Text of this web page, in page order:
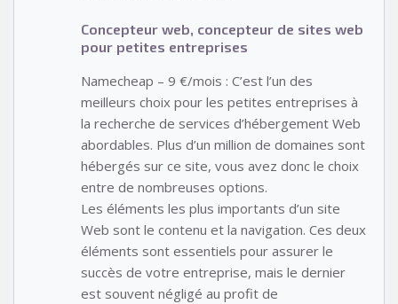
Concepteur web, concepteur de sites web
pour petites entreprises
Namecheap – 9 €/mois : C’est l’un des
meilleurs choix pour les petites entreprises à
la recherche de services d’hébergement Web
abordables. Plus d’un million de domaines sont
hébergés sur ce site, vous avez donc le choix
entre de nombreuses options.
Les éléments les plus importants d’un site
Web sont le contenu et la navigation. Ces deux
éléments sont essentiels pour assurer le
succès de votre entreprise, mais le dernier
est souvent négligé au profit de